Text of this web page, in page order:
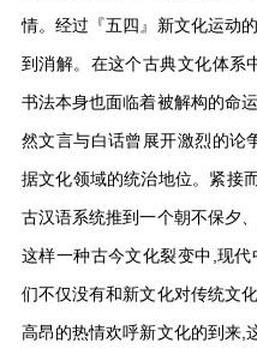
情。经过『五四』新文化运动
到消解。在这个古典文化体系
书法本身也面临着被解构的命
然文言与白话曾展开激烈的论
据文化领域的统治地位。紧接
古汉语系统推到一个朝不保夕
这样一种古今文化裂变中,现
们不仅没有和新文化对传统文
高昂的热情欢呼新文化的到来,